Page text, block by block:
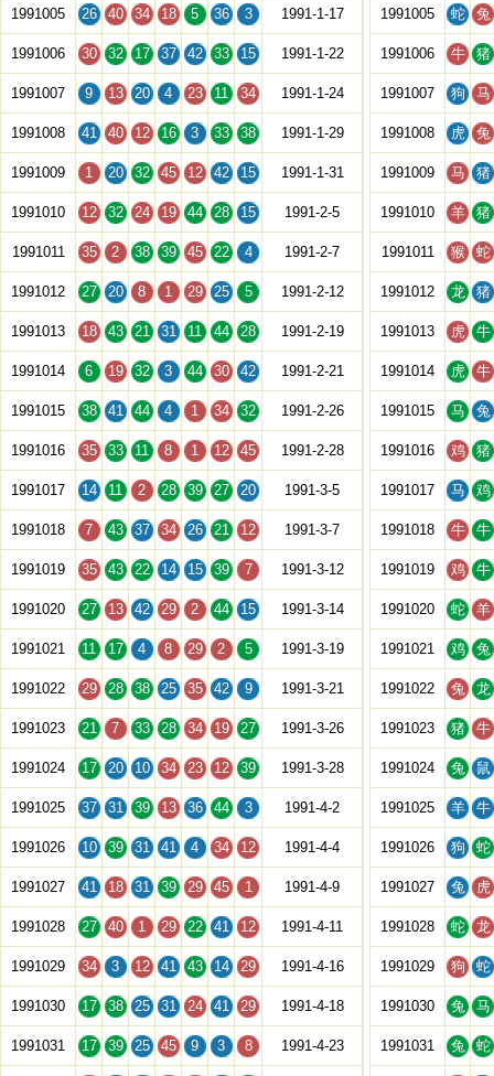
1991005 26 40 34 18 5 36 3 1991-1-17
1991006 30 32 17 37 42 33 15 1991-1-22
1991007 9 13 20 4 23 11 34 1991-1-24
1991008 41 40 12 16 3 33 38 1991-1-29
1991009 1 20 32 45 12 42 15 1991-1-31
1991010 12 32 24 19 44 28 15 1991-2-5
1991011 35 2 38 39 45 22 4 1991-2-7
1991012 27 20 8 1 29 25 5 1991-2-12
1991013 18 43 21 31 11 44 28 1991-2-19
1991014 6 19 32 3 44 30 42 1991-2-21
1991015 38 41 44 4 1 34 32 1991-2-26
1991016 35 33 11 8 1 12 45 1991-2-28
1991017 14 11 2 28 39 27 20 1991-3-5
1991018 7 43 37 34 26 21 12 1991-3-7
1991019 35 43 22 14 15 39 7 1991-3-12
1991020 27 13 42 29 2 44 15 1991-3-14
1991021 11 17 4 8 29 2 5 1991-3-19
1991022 29 28 38 25 35 42 9 1991-3-21
1991023 21 7 33 28 34 19 27 1991-3-26
1991024 17 20 10 34 23 12 39 1991-3-28
1991025 37 31 39 13 36 44 3 1991-4-2
1991026 10 39 31 41 4 34 12 1991-4-4
1991027 41 18 31 39 29 45 1 1991-4-9
1991028 27 40 1 29 22 41 12 1991-4-11
1991029 34 3 12 41 43 14 29 1991-4-16
1991030 17 38 25 31 24 41 29 1991-4-18
1991031 17 39 25 45 9 3 8 1991-4-23
1991005 蛇 兔
1991006 牛 猪
1991007 狗 马
1991008 虎 兔
1991009 马 猪
1991010 羊 猪
1991011 猴 蛇
1991012 龙 猪
1991013 虎 牛
1991014 虎 牛
1991015 马 兔
1991016 鸡 猪
1991017 马 鸡
1991018 牛 牛
1991019 鸡 牛
1991020 蛇 羊
1991021 鸡 兔
1991022 兔 龙
1991023 猪 牛
1991024 兔 鼠
1991025 羊 牛
1991026 狗 蛇
1991027 兔 虎
1991028 蛇 龙
1991029 狗 蛇
1991030 兔 马
1991031 兔 蛇